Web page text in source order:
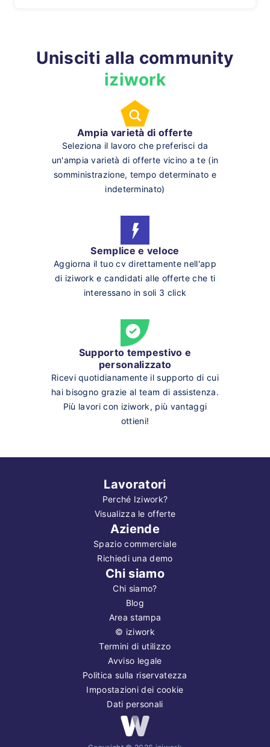
Unisciti alla community
iziwork
Ampia varietà di offerte
Seleziona il lavoro che preferisci da
un'ampia varietà di offerte vicino a te (in
somministrazione, tempo determinato e
indeterminato)
Semplice e veloce
Aggiorna il tuo cv direttamente nell'app
di iziwork e candidati alle offerte che ti
interessano in soli 3 click
Supporto tempestivo e
personalizzato
Ricevi quotidianamente il supporto di cui
hai bisogno grazie al team di assistenza.
Più lavori con iziwork, più vantaggi
ottieni!
Lavoratori
Perché Iziwork?
Visualizza le offerte
Aziende
Spazio commerciale
Richiedi una demo
Chi siamo
Chi siamo?
Blog
Area stampa
© iziwork
Termini di utilizzo
Avviso legale
Politica sulla riservatezza
Impostazioni dei cookie
Dati personali